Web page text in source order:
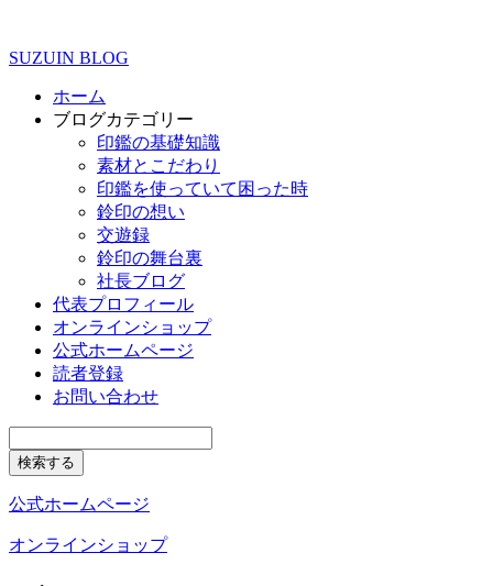
SUZUIN BLOG
ホーム
ブログカテゴリー
印鑑の基礎知識
素材とこだわり
印鑑を使っていて困った時
鈴印の想い
交遊録
鈴印の舞台裏
社長ブログ
代表プロフィール
オンラインショップ
公式ホームページ
読者登録
お問い合わせ
公式ホームページ
オンラインショップ